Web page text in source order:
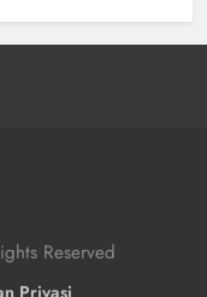
Reserved
Privasi